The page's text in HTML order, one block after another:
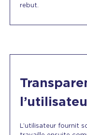
rebut.
L’utilisateur fournit